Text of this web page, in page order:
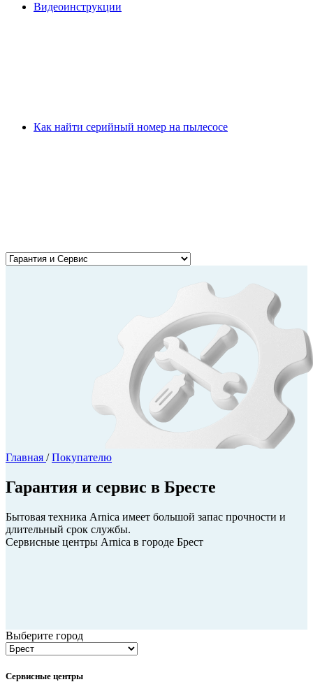
Видеоинструкции
Как найти серийный номер на пылесосе
Главная / Покупателю
Гарантия и сервис в Бресте
Бытовая техника Arnica имеет большой запас прочности и
длительный срок службы.
Сервисные центры Arnica в городе Брест
Выберите город
Сервисные центры